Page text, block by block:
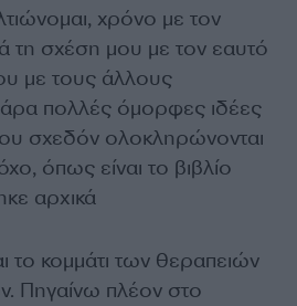
χρόνο με τον
σχέση μου με τον εαυτό
με τους άλλους
πολλές όμορφες ιδέες
σχεδόν ολοκληρώνονται
όπως είναι το βιβλίο
αρχικά
το κομμάτι των θεραπειών
Πηγαίνω πλέον στο